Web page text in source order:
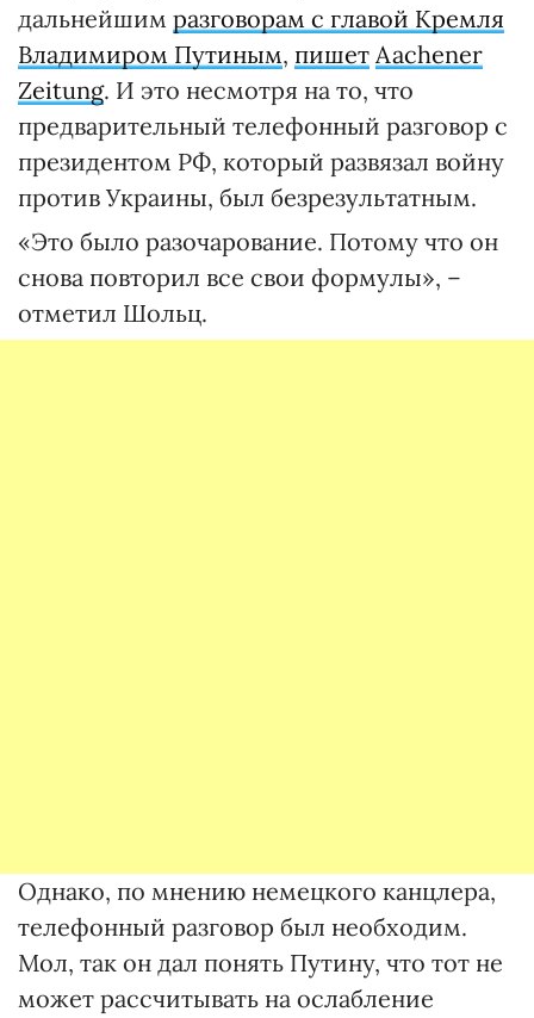
дальнейшим разговорам с главой Кремля
Владимиром Путиным, пишет Aachener
Zeitung. И это несмотря на то, что
предварительный телефонный разговор с
президентом РФ, который развязал войну
против Украины, был безрезультатным.
«Это было разочарование. Потому что он
снова повторил все свои формулы», –
отметил Шольц.
Однако, по мнению немецкого канцлера,
телефонный разговор был необходим.
Мол, так он дал понять Путину, что тот не
может рассчитывать на ослабление